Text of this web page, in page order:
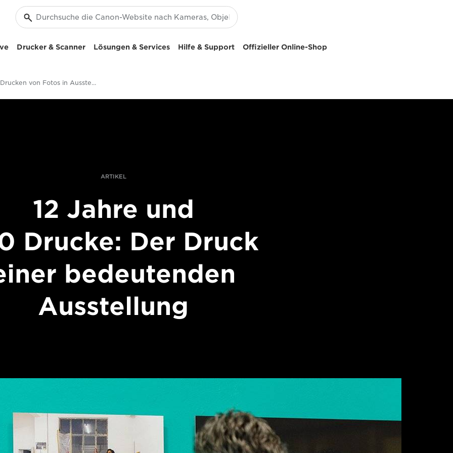
Drucker & Scanner Lösungen & Services Hilfe & Support Offizieller Online-Shop
Drucken von Fotos in Ausstellungsqualität
ARTIKEL
12 Jahre und
Drucke: Der Druck
bedeutenden
Ausstellung